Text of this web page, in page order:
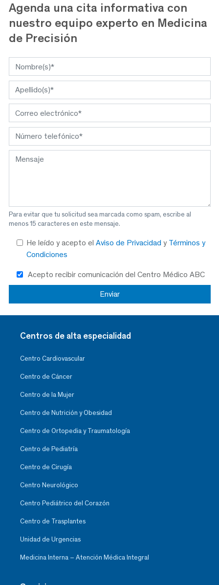
Agenda una cita informativa con
nuestro equipo experto en Medicina
de Precisión
Para evitar que tu solicitud sea marcada como spam, escribe al
menos 15 caracteres en este mensaje.
He leído y acepto el Aviso de Privacidad y Términos y
Condiciones
Acepto recibir comunicación del Centro Médico ABC
Centros de alta especialidad
Centro Cardiovascular
Centro de Cáncer
Centro de la Mujer
Centro de Nutrición y Obesidad
Centro de Ortopedia y Traumatología
Centro de Pediatría
Centro de Cirugía
Centro Neurológico
Centro Pediátrico del Corazón
Centro de Trasplantes
Unidad de Urgencias
Medicina Interna – Atención Médica Integral